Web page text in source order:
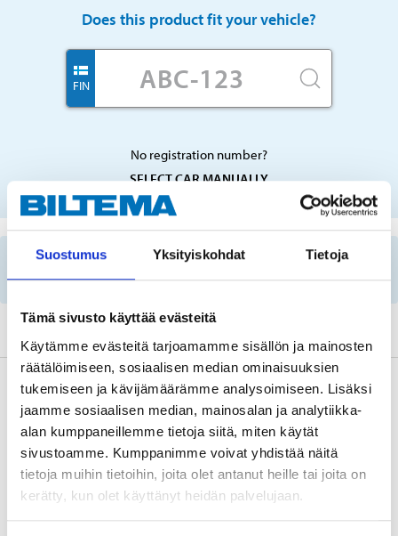
Suostumus Yksityiskohdat Tietoja
Tämä sivusto käyttää evästeitä
Käytämme evästeitä tarjoamamme sisällön ja mainosten
räätälöimiseen, sosiaalisen median ominaisuuksien
tukemiseen ja kävijämäärämme analysoimiseen. Lisäksi
jaamme sosiaalisen median, mainosalan ja analytiikka-
alan kumppaneillemme tietoja siitä, miten käytät
sivustoamme. Kumppanimme voivat yhdistää näitä
tietoja muihin tietoihin, joita olet antanut heille tai joita on
kerätty, kun olet käyttänyt heidän palvelujaan.
Does this product fit your vehicle?
FIN
No registration number?
SELECT CAR MANUALLY
Important information when searching for spare
parts by reg. number and service recommendations.
Description
Aftermarket ballast for vehicles with factory-fitted
xenon lights. OE: 4L0907391, 63117180050,